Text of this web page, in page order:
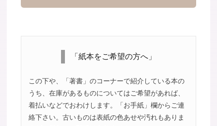
「紙本をご希望の方へ」
この下や、「著書」のコーナーで紹介している本の
うち、在庫があるものについてはご希望があれば、
着払いなどでおわけします。「お手紙」欄からご連
絡下さい。古いものは表紙の色あせや汚れもありま